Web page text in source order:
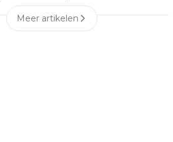
Meer artikelen